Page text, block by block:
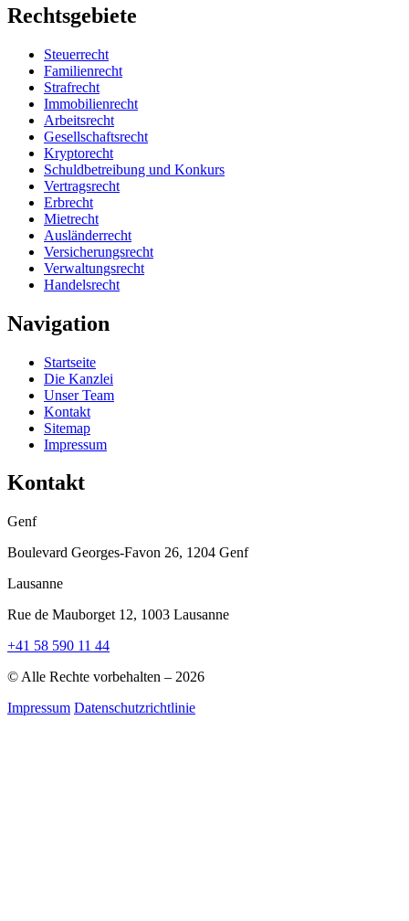
Rechtsgebiete
Steuerrecht
Familienrecht
Strafrecht
Immobilienrecht
Arbeitsrecht
Gesellschaftsrecht
Kryptorecht
Schuldbetreibung und Konkurs
Vertragsrecht
Erbrecht
Mietrecht
Ausländerrecht
Versicherungsrecht
Verwaltungsrecht
Handelsrecht
Navigation
Startseite
Die Kanzlei
Unser Team
Kontakt
Sitemap
Impressum
Kontakt
Genf
Boulevard Georges-Favon 26, 1204 Genf
Lausanne
Rue de Mauborget 12, 1003 Lausanne
+41 58 590 11 44
© Alle Rechte vorbehalten – 2026
Impressum Datenschutzrichtlinie